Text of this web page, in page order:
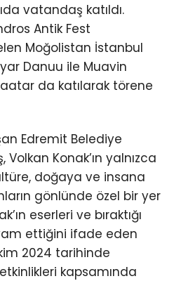
vatandaş katıldı.
Antik Fest
Moğolistan İstanbul
Danuu ile Muavin
da katılarak törene
Edremit Belediye
Volkan Konak’ın yalnızca
doğaya ve insana
gönlünde özel bir yer
eserleri ve bıraktığı
ettiğini ifade eden
2024 tarihinde
kapsamında